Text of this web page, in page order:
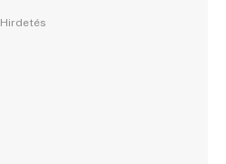
Hirdetés